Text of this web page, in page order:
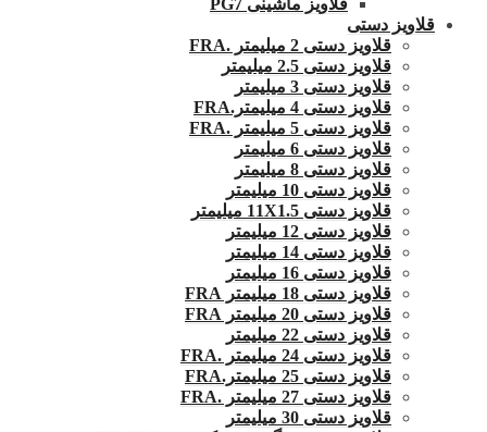
قلاویز دستی
قلاویز دستی 2 میلیمتر .FRA
قلاویز دستی 2.5 میلیمتر
قلاویز دستی 3 میلیمتر
قلاویز دستی 4 میلیمتر.FRA
قلاویز دستی 5 میلیمتر .FRA
قلاویز دستی 6 میلیمتر
قلاویز دستی 8 میلیمتر
قلاویز دستی 10 میلیمتر
قلاویز دستی 11X1.5 میلیمتر
قلاویز دستی 12 میلیمتر
قلاویز دستی 14 میلیمتر
قلاویز دستی 16 میلیمتر
قلاویز دستی 18 میلیمتر FRA
قلاویز دستی 20 میلیمتر FRA
قلاویز دستی 22 میلیمتر
قلاویز دستی 24 میلیمتر .FRA
قلاویز دستی 25 میلیمتر.FRA
قلاویز دستی 27 میلیمتر .FRA
قلاویز دستی 30 میلیمتر